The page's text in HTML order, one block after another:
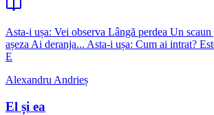
Asta-i ușa: Vei observa Lângă perdea Un
așeza Ai deranja... Asta-i ușa: Cum ai intrat?
E
Alexandru Andrieș
El și ea